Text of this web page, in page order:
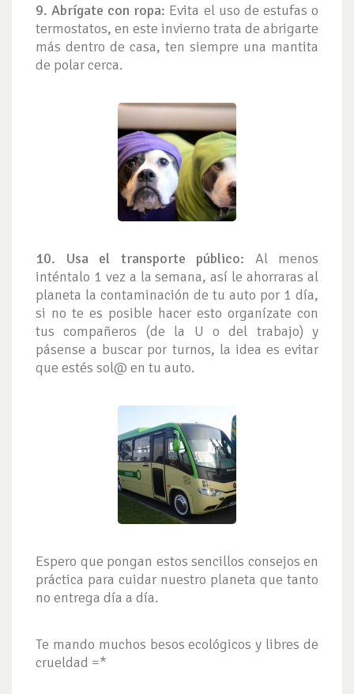
9. Abrígate con ropa: Evita el uso de estufas o
termostatos, en este invierno trata de abrigarte
más dentro de casa, ten siempre una mantita
de polar cerca.
10. Usa el transporte público: Al menos
inténtalo 1 vez a la semana, así le ahorraras al
planeta la contaminación de tu auto por 1 día,
si no te es posible hacer esto organízate con
tus compañeros (de la U o del trabajo) y
pásense a buscar por turnos, la idea es evitar
que estés sol@ en tu auto.
Espero que pongan estos sencillos consejos en
práctica para cuidar nuestro planeta que tanto
no entrega día a día.
Te mando muchos besos ecológicos y libres de
crueldad =*